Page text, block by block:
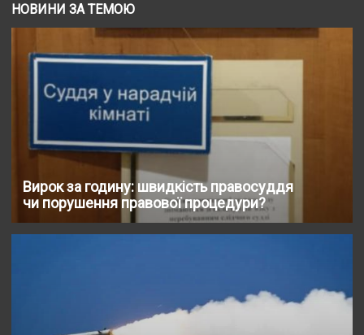
НОВИНИ ЗА ТЕМОЮ
Вирок за годину: швидкість правосуддя
чи порушення правової процедури?